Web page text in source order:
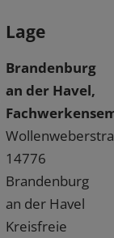
Lage
Brandenburg
an der Havel,
14776
Brandenburg
an der Havel
Kreisfreie